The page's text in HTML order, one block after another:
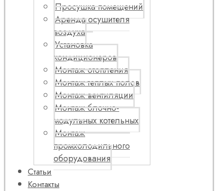
Просушка помещений
Аренда осушителя
воздуха
Установка
кондиционеров
Монтаж отопления
Монтаж теплых полов
Монтаж вентиляции
Монтаж блочно-
модульных котельных
Монтаж
промхолодильного
оборудования
Статьи
Контакты